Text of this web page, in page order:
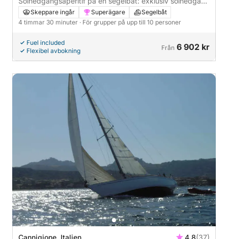
och musik på Costa Smeralda på Phi Beach Club
Skeppare ingår Superägare
Segelbåt
4 timmar 30 minuter · För grupper på upp till 10 personer
Fuel included
Flexibel avbokning
Från 6 902 kr
Cannigione, Italien 4.8(37)